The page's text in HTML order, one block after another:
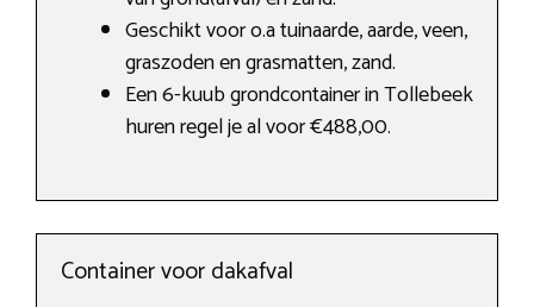
Geschikt voor o.a tuinaarde, aarde, veen,
graszoden en grasmatten, zand.
Een 6-kuub grondcontainer in Tollebeek
huren regel je al voor €488,00.
Container voor dakafval